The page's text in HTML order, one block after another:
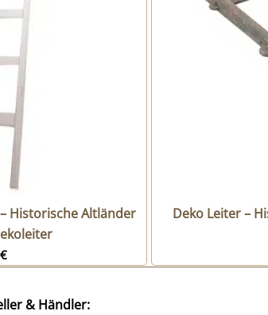
Historische Altländer
€
Deko Leiter –
& Händler: